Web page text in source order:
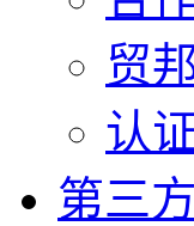
贸
认
第三